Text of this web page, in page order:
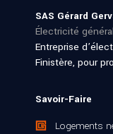
SAS Gérard
Électricité
Entreprise
Finistère, pour
Savoir-Faire
Logements